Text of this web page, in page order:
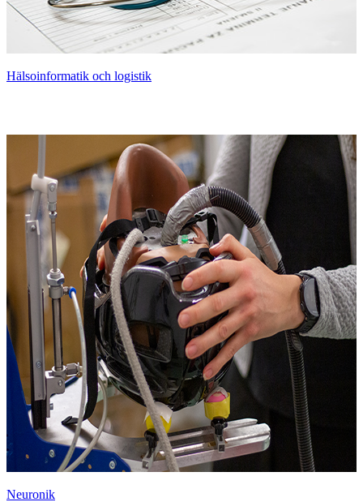
Hälsoinformatik och logistik
Neuronik